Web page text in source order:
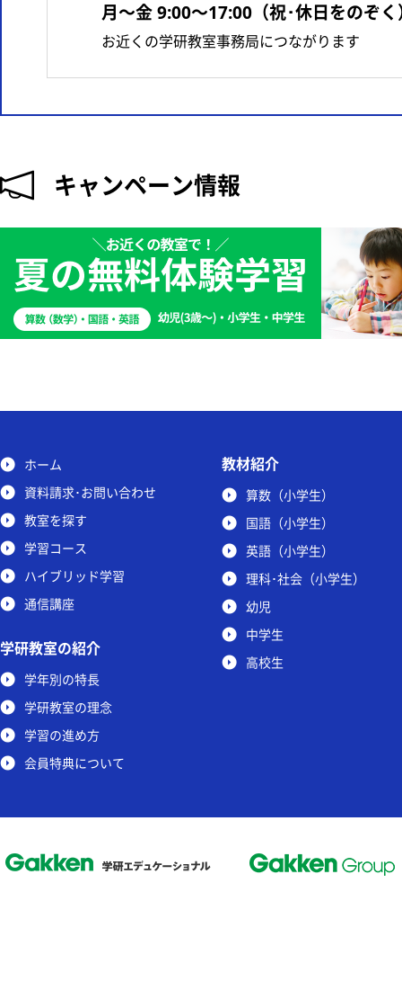
月〜金 9:00〜17:00（祝･休日をのぞく
お近くの学研教室事務局につながります
キャンペーン情報
ホーム
資料請求･お問い合わせ
教室を探す
学習コース
ハイブリッド学習
通信講座
学研教室の紹介
学年別の特長
学研教室の理念
学習の進め方
会員特典について
教材紹介
算数（小学生）
国語（小学生）
英語（小学生）
理科･社会（小学生）
幼児
中学生
高校生